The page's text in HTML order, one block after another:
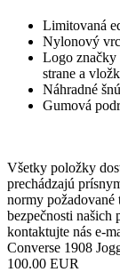
Limitovaná
Nylonový
Logo
strane a
Náhradné
Gumová
Všetky položky
prechádzajú
normy
bezpečnosti našich
kontaktujte nás e-
Converse 1908
100.00 EUR